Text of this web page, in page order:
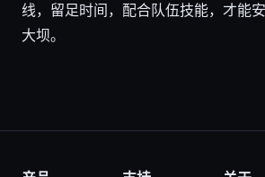
线，留足时间，配合队伍技能，才能
大坝。